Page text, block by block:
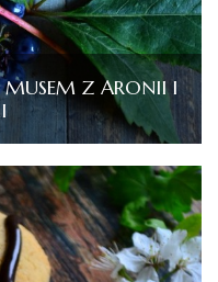
Z ARONII I